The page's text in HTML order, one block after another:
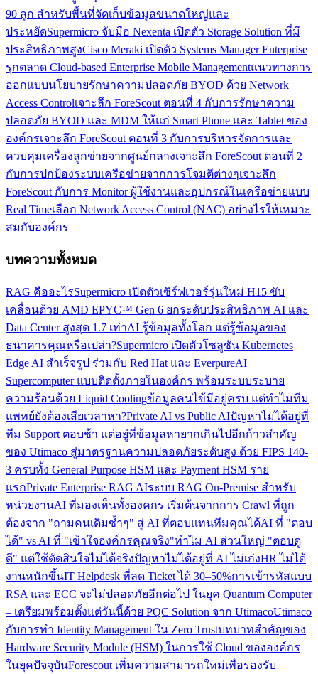
90 ลูก สำหรับพื้นที่จัดเก็บข้อมูลขนาดใหญ่และ
ประหยัดSupermicro จับมือ Nexenta เปิดตัว Storage Solution ที่มี
ประสิทธิภาพสูงCisco Meraki เปิดตัว Systems Manager Enterprise
รุกตลาด Cloud-based Enterprise Mobile Managementแนวทางการ
ออกแบบนโยบายรักษาความปลอดภัย BYOD ด้วย Network
Access Controlเจาะลึก ForeScout ตอนที่ 4 กับการรักษาความ
ปลอดภัย BYOD และ MDM ให้แก่ Smart Phone และ Tablet ของ
องค์กรเจาะลึก ForeScout ตอนที่ 3 กับการบริหารจัดการและ
ควบคุมเครื่องลูกข่ายจากศูนย์กลางเจาะลึก ForeScout ตอนที่ 2
กับการปกป้องระบบเครือข่ายจากการโจมตีต่างๆเจาะลึก
ForeScout กับการ Monitor ผู้ใช้งานและอุปกรณ์ในเครือข่ายแบบ
Real Timeเลือก Network Access Control (NAC) อย่างไรให้เหมาะ
สมกับองค์กร
บทความทั้งหมด
RAG คืออะไรSupermicro เปิดตัวเซิร์ฟเวอร์รุ่นใหม่ H15 ขับ
เคลื่อนด้วย AMD EPYC™ Gen 6 ยกระดับประสิทธิภาพ AI และ
Data Center สูงสุด 1.7 เท่าAI รู้ข้อมูลทั้งโลก แต่รู้ข้อมูลของ
ธนาคารคุณหรือเปล่า?Supermicro เปิดตัวโซลูชัน Kubernetes
Edge AI สำเร็จรูป ร่วมกับ Red Hat และ EverpureAI
Supercomputer แบบติดตั้งภายในองค์กร พร้อมระบบระบาย
ความร้อนด้วย Liquid Coolingข้อมูลคนไข้มีอยู่ครบ แต่ทำไมทีม
แพทย์ยังต้องเสียเวลาหา?Private AI vs Public AIปัญหาไม่ได้อยู่ที่
ทีม Support ตอบช้า แต่อยู่ที่ข้อมูลหายากเกินไปอีกก้าวสำคัญ
ของ Utimaco สู่มาตรฐานความปลอดภัยระดับสูง ด้วย FIPS 140-
3 ครบทั้ง General Purpose HSM และ Payment HSM ราย
แรกPrivate Enterprise RAG AIระบบ RAG On-Premise สำหรับ
หน่วยงานAI ที่มองเห็นทั้งองคกร เริ่มต้นจากการ Crawl ที่ถูก
ต้องจาก "ถามคนเดิมซ้ำๆ" สู่ AI ที่ตอบแทนทีมคุณได้AI ที่ "ตอบ
ได้" vs AI ที่ "เข้าใจองค์กรคุณจริง"ทำไม AI ส่วนใหญ่ "ตอบดู
ดี" แต่ใช้ตัดสินใจไม่ได้จริงปัญหาไม่ได้อยู่ที่ AI ไม่เก่งHR ไม่ได้
งานหนักขึ้นIT Helpdesk ที่ลด Ticket ได้ 30–50%การเข้ารหัสแบบ
RSA และ ECC จะไม่ปลอดภัยอีกต่อไป ในยุค Quantum Computer
– เตรียมพร้อมตั้งแต่วันนี้ด้วย PQC Solution จาก UtimacoUtimaco
กับการทำ Identity Management ใน Zero Trustบทบาทสำคัญของ
Hardware Security Module (HSM) ในการใช้ Cloud ขององค์กร
ในยุคปัจจุบันForescout เพิ่มความสามารถใหม่เพื่อรองรับ